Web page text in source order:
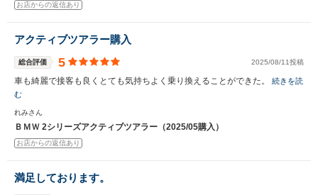
お店からの返信あり
アクティブツアラー購入
総合評価 5 2025/08/11投稿
車も綺麗で接客も良くとても気持ちよく乗り換えることができた。 続きを読
む
れみさん
ＢＭＷ 2シリーズアクティブツアラー（2025/05購入）
お店からの返信あり
満足しております。